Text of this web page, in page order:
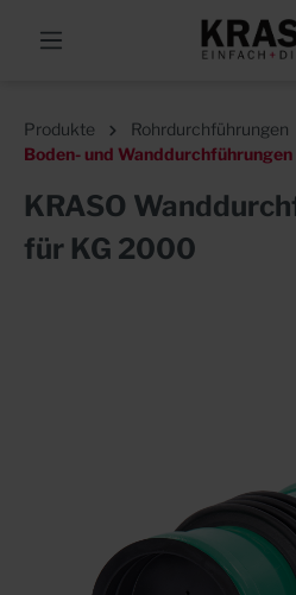
Produkte
Rohrdurchführungen
Boden- und Wanddurchführungen
KRASO
für KG 2000